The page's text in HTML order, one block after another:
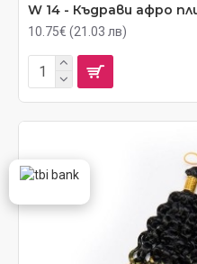
W 14 - Къдрави афро
10.75€ (21.03 лв)